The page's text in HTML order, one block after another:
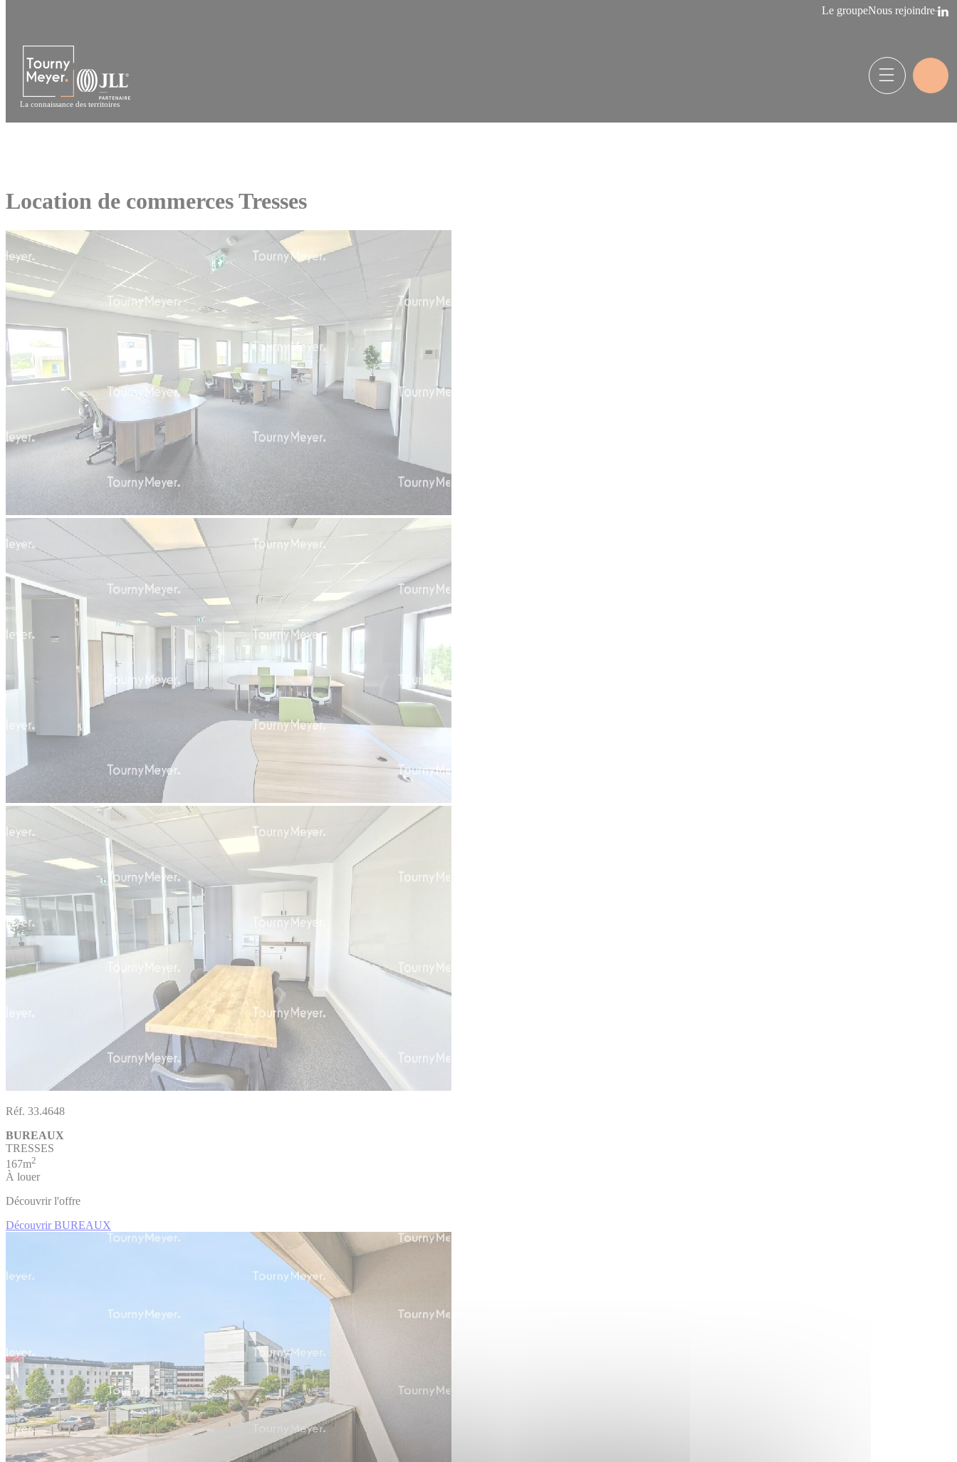
Le groupeNous rejoindre
La connaissance des territoires
Location de commerces Tresses
Réf. 33.4648
BUREAUX
TRESSES
167m2
À louer
Découvrir l'offre
Découvrir BUREAUX